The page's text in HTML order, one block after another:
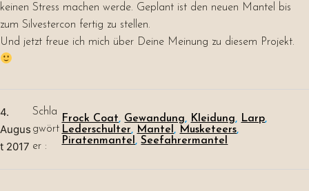
keinen Stress machen werde. Geplant ist den neuen Mantel bis
zum Silvestercon fertig zu stellen.
Und jetzt freue ich mich über Deine Meinung zu diesem Projekt.
4.
Augus
t 2017
Schla
gwört
er :
Frock Coat, Gewandung, Kleidung, Larp
Lederschulter, Mantel , Musketeers
Piratenmantel , Seefahrermantel